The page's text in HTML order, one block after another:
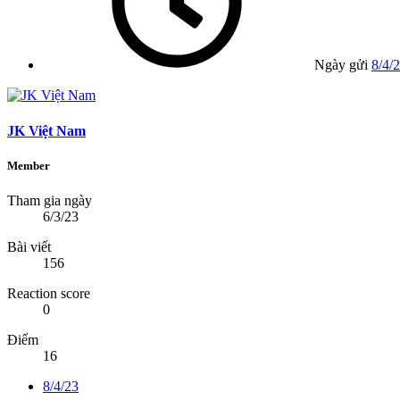
Ngày gửi 8/4/
JK Việt Nam
Member
Tham gia ngày
6/3/23
Bài viết
156
Reaction score
0
Điểm
16
8/4/23